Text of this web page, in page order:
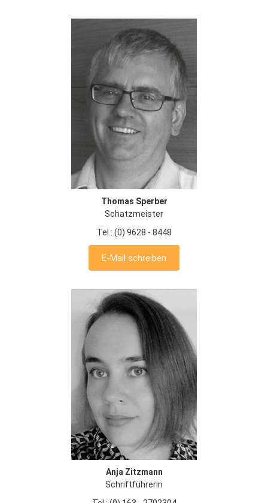
Thomas Sperber
Schatzmeister
Tel.: (0) 9628 - 8448
E-Mail schreiben
Anja Zitzmann
Schriftführerin